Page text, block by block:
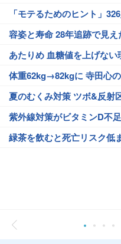
「モテるためのヒント」
容姿と寿命 28年追跡で見え
あたりめ 血糖値を上げない
体重62kg→82kgに 寺田心
夏のむくみ対策 ツボ&反射
紫外線対策がビタミンD不
緑茶を飲むと死亡リスク低